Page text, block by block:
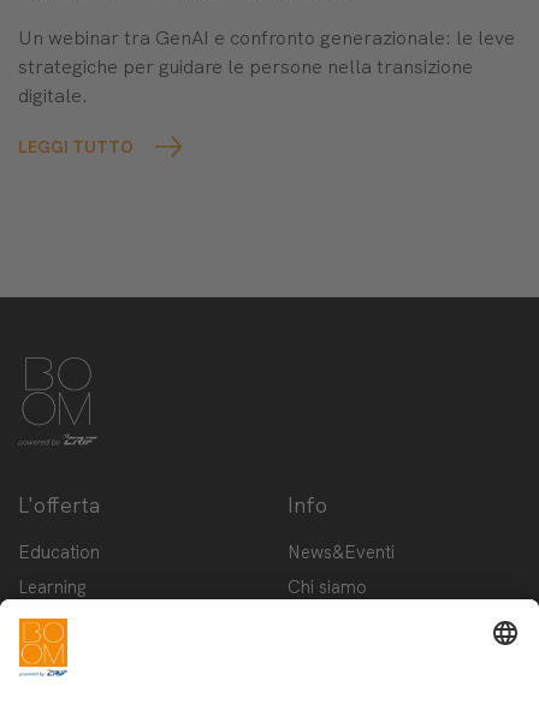
Un webinar tra GenAI e confronto generazionale: le leve
strategiche per guidare le persone nella transizione
digitale.
LEGGI TUTTO
L'offerta
Education
Learning
Innovation
Startup
Info
News&Eventi
Chi siamo